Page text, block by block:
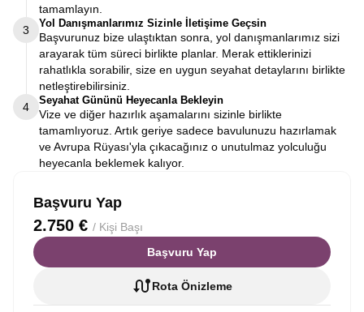
tamamlayın.
3
Yol Danışmanlarımız Sizinle İletişime Geçsin
Başvurunuz bize ulaştıktan sonra, yol danışmanlarımız sizi
arayarak tüm süreci birlikte planlar. Merak ettiklerinizi
rahatlıkla sorabilir, size en uygun seyahat detaylarını birlikte
netleştirebilirsiniz.
4
Seyahat Gününü Heyecanla Bekleyin
Vize ve diğer hazırlık aşamalarını sizinle birlikte
tamamlıyoruz. Artık geriye sadece bavulunuzu hazırlamak
ve Avrupa Rüyası'yla çıkacağınız o unutulmaz yolculuğu
heyecanla beklemek kalıyor.
Başvuru Yap
2.750 € / Kişi Başı
Başvuru Yap
Rota Önizleme